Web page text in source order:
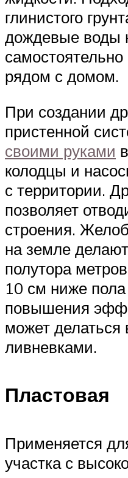
глинистого
дождевые воды
самостоятельно
рядом с домом.
При создании
пристенной
своими руками
колодцы и
с территории.
позволяет
строения.
на земле
полутора
10 см ниже
повышения
может делаться
ливневками.
Пластовая
Применяется
участка с